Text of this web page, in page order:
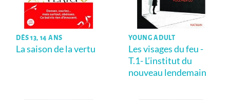
DÈS 13, 14 ANS
La saison de la vertu
YOUNG ADULT
Les visages du feu -
T.1- L’institut du
nouveau lendemain